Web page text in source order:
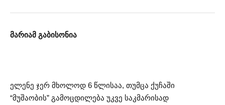
მარიამ გაბისონია
ელენე ჯერ მხოლოდ 6 წლისაა, თუმცა ქუჩაში
“მუშაობის” გამოცდილება უკვე საკმარისად